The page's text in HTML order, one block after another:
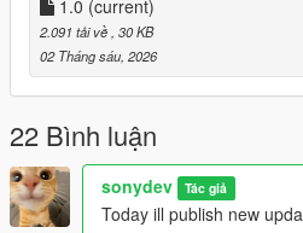
1.0 (current)
2.091 tải về , 30 KB
02 Tháng sáu, 2026
22 Bình luận
sonydev Tác giả
Today ill publish new